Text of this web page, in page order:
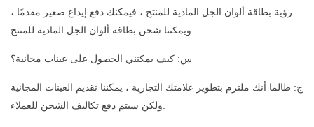
رؤية بطاقة ألوان الجل المادية للمنتج ، فيمكنك دفع إيداع صغير مقدمًا ،
س: كيف يمكنني الحصول على عينات مجانية؟
ج: طالما أنك ملتزم بتطوير علامتك التجارية ، يمكننا تقديم العينات المجانية